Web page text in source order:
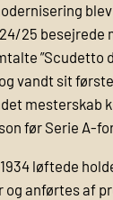
25 besejrede
”Scudetto
vandt sit
mesterskab
før Serie A-
løftede
og anførtes af